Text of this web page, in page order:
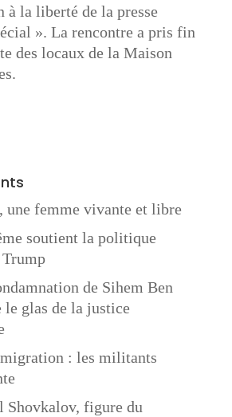
à la liberté de la presse
». La rencontre a pris fin
des locaux de la Maison
une femme vivante et libre
soutient la politique
de Sihem Ben
le glas de la justice
: les militants
Shovkalov, figure du